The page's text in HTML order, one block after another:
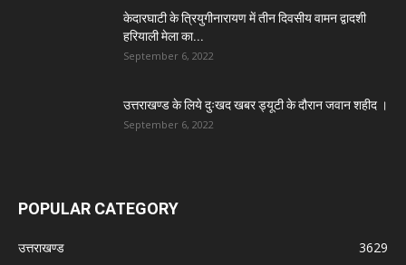
केदारघाटी के त्रियुगीनारायण में तीन दिवसीय वामन द्वादशी
हरियाली मेला का...
September 6, 2022
उत्तराखण्ड के लिये दुःखद खबर ड्यूटी के दौरान जवान शहीद ।
September 6, 2022
POPULAR CATEGORY
उत्तराखण्ड
3629